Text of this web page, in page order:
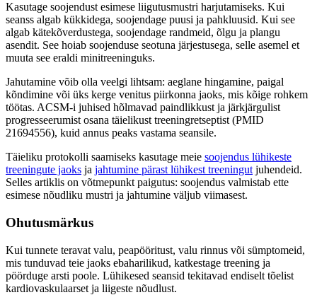
Kasutage soojendust esimese liigutusmustri harjutamiseks. Kui
seanss algab kükkidega, soojendage puusi ja pahkluusid. Kui see
algab kätekõverdustega, soojendage randmeid, õlgu ja plangu
asendit. See hoiab soojenduse seotuna järjestusega, selle asemel et
muuta see eraldi minitreeninguks.
Jahutamine võib olla veelgi lihtsam: aeglane hingamine, paigal
kõndimine või üks kerge venitus piirkonna jaoks, mis kõige rohkem
töötas. ACSM-i juhised hõlmavad paindlikkust ja järkjärgulist
progresseerumist osana täielikust treeningretseptist (PMID
21694556), kuid annus peaks vastama seansile.
Täieliku protokolli saamiseks kasutage meie soojendus lühikeste
treeningute jaoks ja jahtumine pärast lühikest treeningut juhendeid.
Selles artiklis on võtmepunkt paigutus: soojendus valmistab ette
esimese nõudliku mustri ja jahtumine väljub viimasest.
Ohutusmärkus
Kui tunnete teravat valu, peapööritust, valu rinnus või sümptomeid,
mis tunduvad teie jaoks ebaharilikud, katkestage treening ja
pöörduge arsti poole. Lühikesed seansid tekitavad endiselt tõelist
kardiovaskulaarset ja liigeste nõudlust.